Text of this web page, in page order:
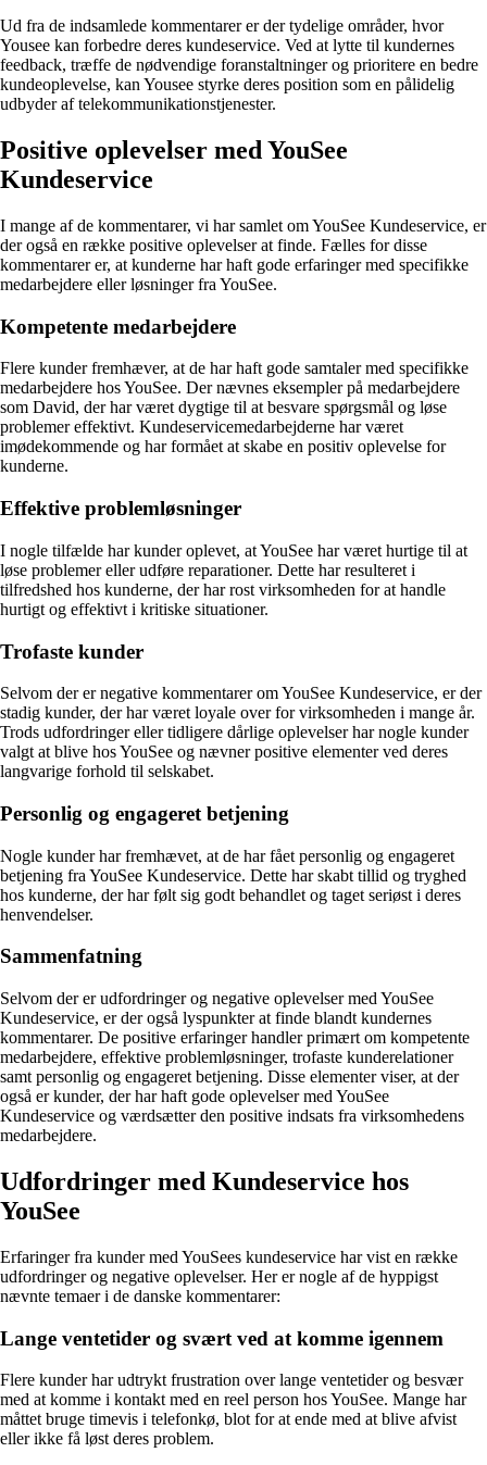
Ud fra de indsamlede kommentarer er der tydelige områder, hvor
Yousee kan forbedre deres kundeservice. Ved at lytte til kundernes
feedback, træffe de nødvendige foranstaltninger og prioritere en bedre
kundeoplevelse, kan Yousee styrke deres position som en pålidelig
udbyder af telekommunikationstjenester.
Positive oplevelser med YouSee
Kundeservice
I mange af de kommentarer, vi har samlet om YouSee Kundeservice, er
der også en række positive oplevelser at finde. Fælles for disse
kommentarer er, at kunderne har haft gode erfaringer med specifikke
medarbejdere eller løsninger fra YouSee.
Kompetente medarbejdere
Flere kunder fremhæver, at de har haft gode samtaler med specifikke
medarbejdere hos YouSee. Der nævnes eksempler på medarbejdere
som David, der har været dygtige til at besvare spørgsmål og løse
problemer effektivt. Kundeservicemedarbejderne har været
imødekommende og har formået at skabe en positiv oplevelse for
kunderne.
Effektive problemløsninger
I nogle tilfælde har kunder oplevet, at YouSee har været hurtige til at
løse problemer eller udføre reparationer. Dette har resulteret i
tilfredshed hos kunderne, der har rost virksomheden for at handle
hurtigt og effektivt i kritiske situationer.
Trofaste kunder
Selvom der er negative kommentarer om YouSee Kundeservice, er der
stadig kunder, der har været loyale over for virksomheden i mange år.
Trods udfordringer eller tidligere dårlige oplevelser har nogle kunder
valgt at blive hos YouSee og nævner positive elementer ved deres
langvarige forhold til selskabet.
Personlig og engageret betjening
Nogle kunder har fremhævet, at de har fået personlig og engageret
betjening fra YouSee Kundeservice. Dette har skabt tillid og tryghed
hos kunderne, der har følt sig godt behandlet og taget seriøst i deres
henvendelser.
Sammenfatning
Selvom der er udfordringer og negative oplevelser med YouSee
Kundeservice, er der også lyspunkter at finde blandt kundernes
kommentarer. De positive erfaringer handler primært om kompetente
medarbejdere, effektive problemløsninger, trofaste kunderelationer
samt personlig og engageret betjening. Disse elementer viser, at der
også er kunder, der har haft gode oplevelser med YouSee
Kundeservice og værdsætter den positive indsats fra virksomhedens
medarbejdere.
Udfordringer med Kundeservice hos
YouSee
Erfaringer fra kunder med YouSees kundeservice har vist en række
udfordringer og negative oplevelser. Her er nogle af de hyppigst
nævnte temaer i de danske kommentarer:
Lange ventetider og svært ved at komme igennem
Flere kunder har udtrykt frustration over lange ventetider og besvær
med at komme i kontakt med en reel person hos YouSee. Mange har
måttet bruge timevis i telefonkø, blot for at ende med at blive afvist
eller ikke få løst deres problem.